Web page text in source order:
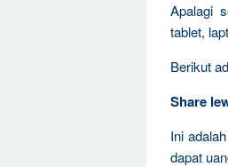
Apalagi
tablet,
Berikut
Share
Ini
dapat